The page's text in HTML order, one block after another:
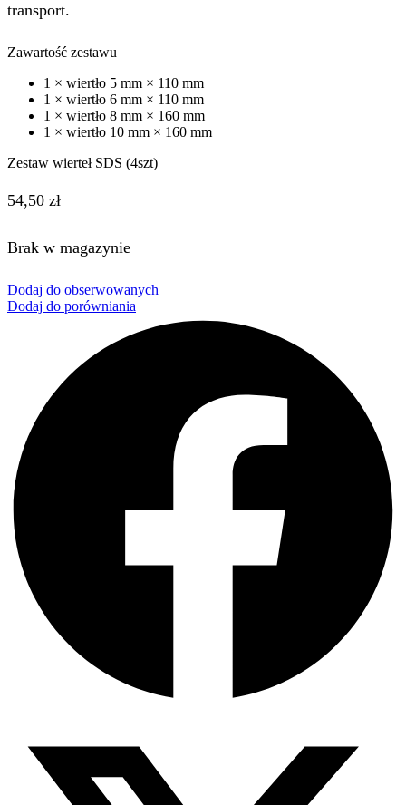
transport.
Zawartość zestawu
1 × wiertło 5 mm × 110 mm
1 × wiertło 6 mm × 110 mm
1 × wiertło 8 mm × 160 mm
1 × wiertło 10 mm × 160 mm
Zestaw wierteł SDS (4szt)
54,50 zł
Brak w magazynie
Dodaj do obserwowanych
Dodaj do porówniania